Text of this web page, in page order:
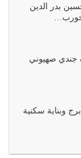
على أصله
نقاط الضعف
بالنهوض
بدر الدين
أكثر من 10 آلاف جندي صهيوني
غزة: تدمير كامل لأكثر من 1600 برج وبناية سكنية